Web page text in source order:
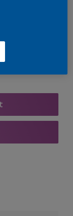
online
we werken